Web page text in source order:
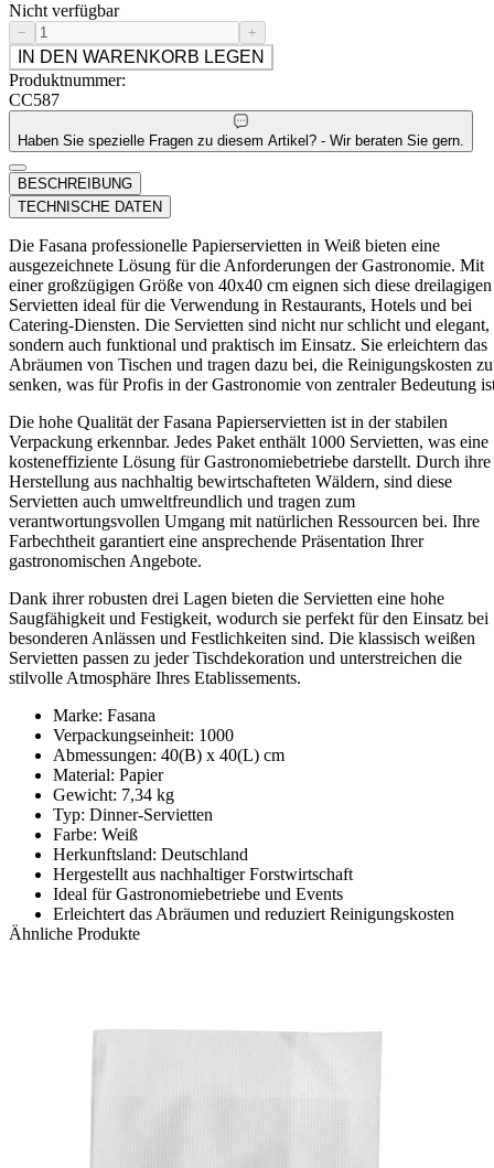
Nicht verfügbar
− +
IN DEN WARENKORB LEGEN
Produktnummer:
CC587
Haben Sie spezielle Fragen zu diesem Artikel? - Wir beraten Sie gern.
BESCHREIBUNG
TECHNISCHE DATEN
Die Fasana professionelle Papierservietten in Weiß bieten eine
ausgezeichnete Lösung für die Anforderungen der Gastronomie. Mit
einer großzügigen Größe von 40x40 cm eignen sich diese dreilagigen
Servietten ideal für die Verwendung in Restaurants, Hotels und bei
Catering-Diensten. Die Servietten sind nicht nur schlicht und elegant,
sondern auch funktional und praktisch im Einsatz. Sie erleichtern das
Abräumen von Tischen und tragen dazu bei, die Reinigungskosten zu
senken, was für Profis in der Gastronomie von zentraler Bedeutung
Die hohe Qualität der Fasana Papierservietten ist in der stabilen
Verpackung erkennbar. Jedes Paket enthält 1000 Servietten, was eine
kosteneffiziente Lösung für Gastronomiebetriebe darstellt. Durch ihre
Herstellung aus nachhaltig bewirtschafteten Wäldern, sind diese
Servietten auch umweltfreundlich und tragen zum
verantwortungsvollen Umgang mit natürlichen Ressourcen bei. Ihre
Farbechtheit garantiert eine ansprechende Präsentation Ihrer
gastronomischen Angebote.
Dank ihrer robusten drei Lagen bieten die Servietten eine hohe
Saugfähigkeit und Festigkeit, wodurch sie perfekt für den Einsatz bei
besonderen Anlässen und Festlichkeiten sind. Die klassisch weißen
Servietten passen zu jeder Tischdekoration und unterstreichen die
stilvolle Atmosphäre Ihres Etablissements.
Marke: Fasana
Verpackungseinheit: 1000
Abmessungen: 40(B) x 40(L) cm
Material: Papier
Gewicht: 7,34 kg
Typ: Dinner-Servietten
Farbe: Weiß
Herkunftsland: Deutschland
Hergestellt aus nachhaltiger Forstwirtschaft
Ideal für Gastronomiebetriebe und Events
Erleichtert das Abräumen und reduziert Reinigungskosten
Ähnliche Produkte